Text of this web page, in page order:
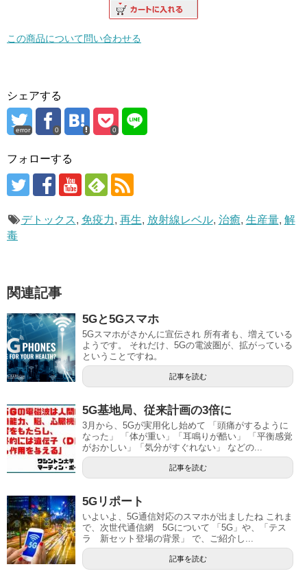
この商品について問い合わせる
シェアする
error 0 0
フォローする
デトックス, 免疫力, 再生, 放射線レベル, 治癒, 生産量, 解
毒
関連記事
5Gと5Gスマホ
5Gスマホがさかんに宣伝され 所有者も、増えている
ようです。 それだけ、5Gの電波圏が、拡がっている
ということですね。
記事を読む
5G基地局、従来計画の3倍に
3月から、5Gが実用化し始めて 「頭痛がするように
なった」 「体が重い」「耳鳴りが酷い」 「平衡感覚
がおかしい」「気分がすぐれない」 などの...
記事を読む
5Gリポート
いよいよ、5G通信対応のスマホが出ましたね これま
で、次世代通信網 5Gについて 「5G」や、「テス
ラ 新セット登場の背景」 で、ご紹介し...
記事を読む